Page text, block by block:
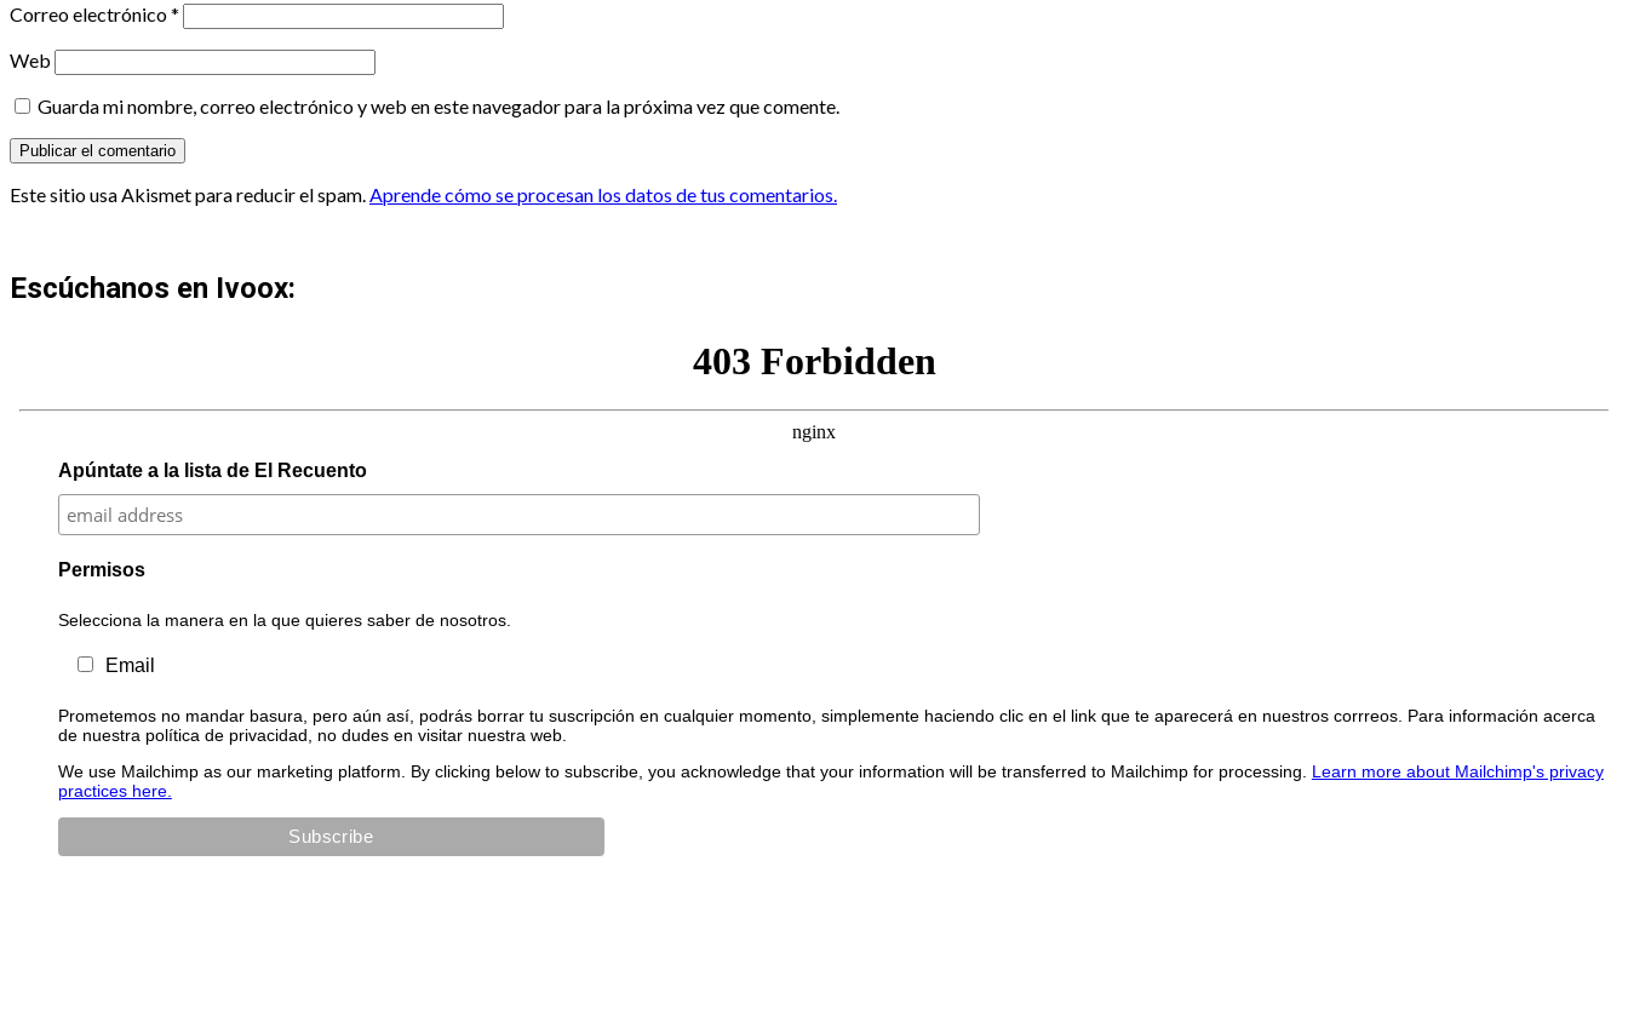
Correo electrónico*
Web
Guarda mi nombre, correo electrónico y web en este navegador para la próxima vez que comente.
Este sitio usa Akismet para reducir el spam. Aprende cómo se procesan los datos de tus comentarios.
Escúchanos en Ivoox:
Apúntate a la lista de El Recuento
Permisos
Selecciona la manera en la que quieres saber de nosotros.
Email
Prometemos no mandar basura, pero aún así, podrás borrar tu suscripción en cualquier momento, simplemente haciendo clic en el link que te aparecerá en nuestros corrreos. Para información acerca
de nuestra política de privacidad, no dudes en visitar nuestra web.
We use Mailchimp as our marketing platform. By clicking below to subscribe, you acknowledge that your information will be transferred to Mailchimp for processing. Learn more about Mailchimp's privacy
practices here.